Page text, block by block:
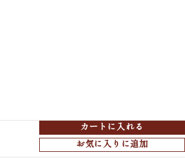
カートに入れる
お気に入りに追加